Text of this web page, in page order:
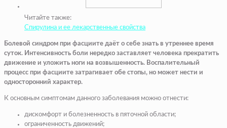
Читайте также:
Спирулина и ее лекарственные свойства
Болевой синдром при фасциите даёт о себе знать в утреннее время
суток. Интенсивность боли нередко заставляет человека прекратить
движение и уложить ноги на возвышенность. Воспалительный
процесс при фасциите затрагивает обе стопы, но может нести и
односторонний характер.
К основным симптомам данного заболевания можно отнести:
дискомфорт и болезненность в пяточной области;
ограниченность движений;